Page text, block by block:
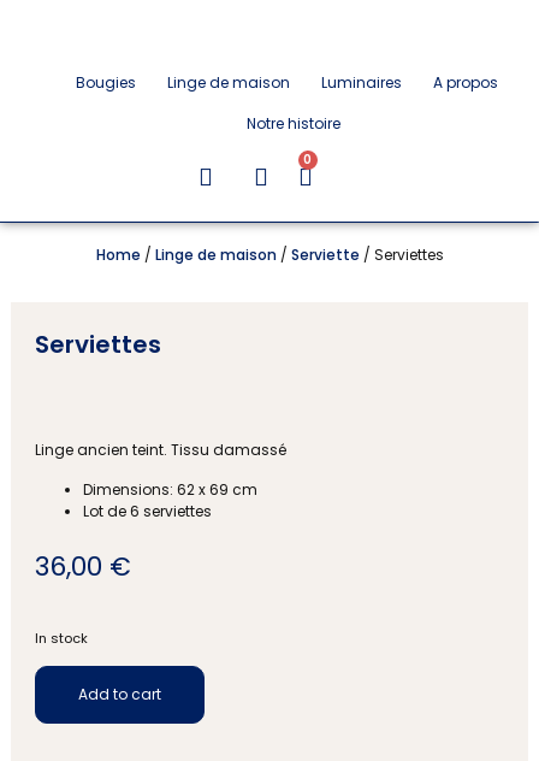
Bougies Linge de maison Luminaires
A propos
Notre histoire
0
Home / Linge de maison/ Serviette / Serviettes
Serviettes
Linge ancien teint. Tissu damassé
Dimensions: 62 x 69 cm
Lot de 6 serviettes
36,00 €
In stock
Add to cart